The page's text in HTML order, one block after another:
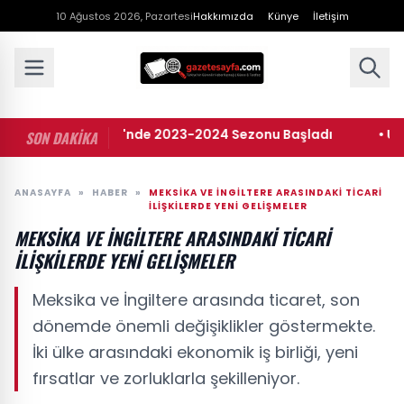
10 Ağustos 2026, PazartesiHakkımızda Künye İletişim
SON DAKİKA
• Portekiz Ligi'nde 2023-2024 Sezonu Başladı •
ANASAYFA » HABER »
MEKSIKA VE İNGILTERE ARASINDAKI TICARI
İLIŞKILERDE YENI GELIŞMELER
MEKSIKA VE İNGILTERE ARASINDAKI TICARI
İLIŞKILERDE YENI GELIŞMELER
Meksika ve İngiltere arasında ticaret, son
dönemde önemli değişiklikler göstermekte.
İki ülke arasındaki ekonomik iş birliği, yeni
fırsatlar ve zorluklarla şekilleniyor.